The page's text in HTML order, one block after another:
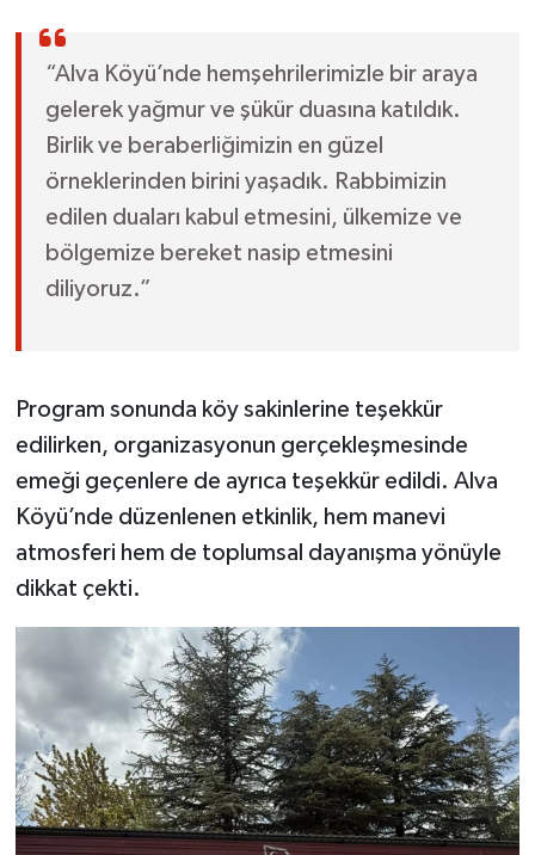
“Alva Köyü’nde hemşehrilerimizle bir araya
gelerek yağmur ve şükür duasına katıldık.
Birlik ve beraberliğimizin en güzel
örneklerinden birini yaşadık. Rabbimizin
edilen duaları kabul etmesini, ülkemize ve
bölgemize bereket nasip etmesini
diliyoruz.”
Program sonunda köy sakinlerine teşekkür
edilirken, organizasyonun gerçekleşmesinde
emeği geçenlere de ayrıca teşekkür edildi. Alva
Köyü’nde düzenlenen etkinlik, hem manevi
atmosferi hem de toplumsal dayanışma yönüyle
dikkat çekti.